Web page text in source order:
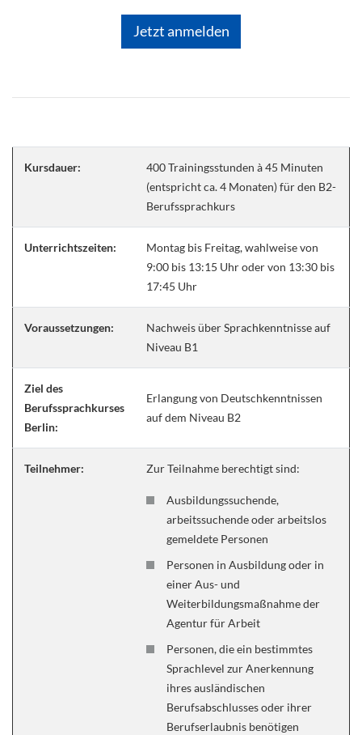
Jetzt anmelden
Kursdauer:
400 Trainingsstunden à 45 Minuten
(entspricht ca. 4 Monaten) für den B2-
Berufssprachkurs
Unterrichtszeiten:
Montag bis Freitag, wahlweise von
9:00 bis 13:15 Uhr oder von 13:30 bis
17:45 Uhr
Voraussetzungen:
Nachweis über Sprachkenntnisse auf
Niveau B1
Ziel des
Berufssprachkurses
Berlin:
Erlangung von Deutschkenntnissen
auf dem Niveau B2
Teilnehmer: Zur Teilnahme berechtigt sind:
Ausbildungssuchende,
arbeitssuchende oder arbeitslos
gemeldete Personen
Personen in Ausbildung oder in
einer Aus- und
Weiterbildungsmaßnahme der
Agentur für Arbeit
Personen, die ein bestimmtes
Sprachlevel zur Anerkennung
ihres ausländischen
Berufsabschlusses oder ihrer
Berufserlaubnis benötigen